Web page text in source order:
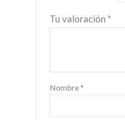
Tu valoración *
Nombre *